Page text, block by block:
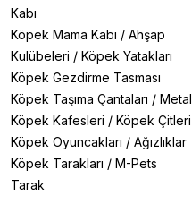
Kabı
Köpek Mama Kabı / Ahşap
Kulübeleri / Köpek Yatakları
Köpek Gezdirme Tasması
Köpek Taşıma Çantaları / Metal
Köpek Kafesleri / Köpek Çitleri
Köpek Oyuncakları / Ağızlıklar
Köpek Tarakları / M-Pets
Tarak